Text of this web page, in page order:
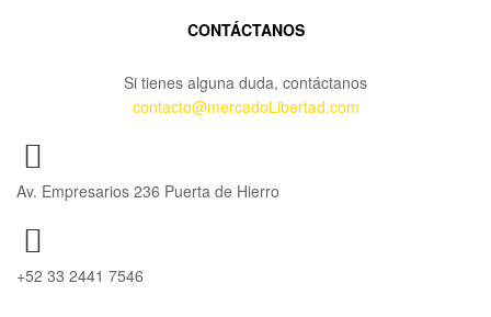
CONTÁCTANOS
Si tienes alguna duda, contáctanos
contacto@mercadoLibertad.com
Av. Empresarios 236 Puerta de Hierro
+52 33 2441 7546